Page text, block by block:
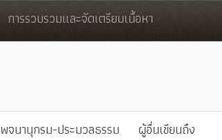
การรวบรวมและจัดเตรียมเนื้อหา
พจนานุกรม-ประมวลธรรม ผู้อื่นเขียนถึง